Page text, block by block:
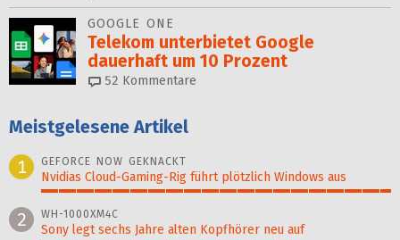
GOOGLE ONE
Telekom unterbietet Google
dauerhaft um 10 Prozent
52 Kommentare
Meistgelesene Artikel
1
GEFORCE NOW GEKNACKT
Nvidias Cloud-Gaming-Rig führt plötzlich Windows aus
2 WH-1000XM4C
Sony legt sechs Jahre alten Kopfhörer neu auf